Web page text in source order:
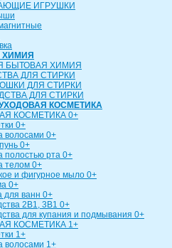
ИГРУШКИ
БЫТОВАЯ ХИМИЯ
ДЛЯ СТИРКИ
ДЛЯ СТИРКИ
ДЛЯ СТИРКИ
КОСМЕТИКА
КОСМЕТИКА 0+
0+
волосами 0+
0+
полостью рта 0+
телом 0+
и фигурное мыло 0+
0+
для ванн 0+
2В1, 3В1 0+
для купания и подмывания 0+
КОСМЕТИКА 1+
1+
волосами 1+